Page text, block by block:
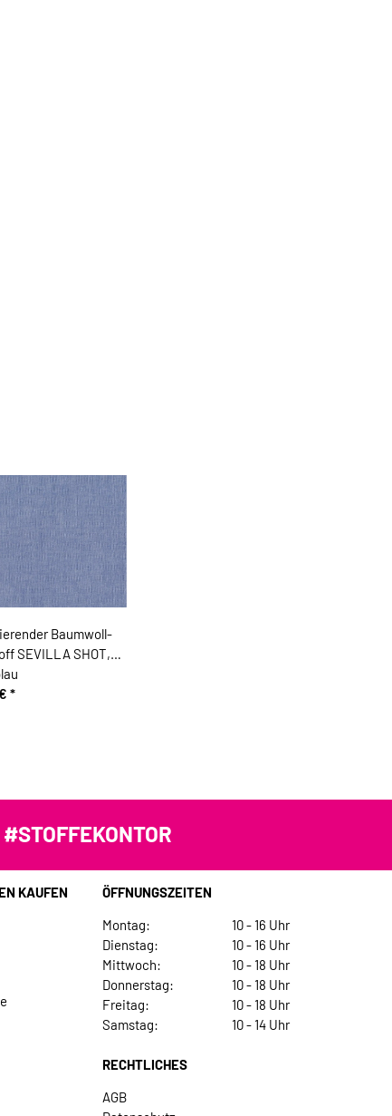
Baumwoll-
SEVILLA SHOT,
*
#STOFFEKONTOR
KAUFEN
ÖFFNUNGSZEITEN
Montag:
10 - 16 Uhr
Dienstag:
10 - 16 Uhr
Mittwoch:
10 - 18 Uhr
Donnerstag:
10 - 18 Uhr
Freitag:
10 - 18 Uhr
Samstag:
10 - 14 Uhr
RECHTLICHES
AGB